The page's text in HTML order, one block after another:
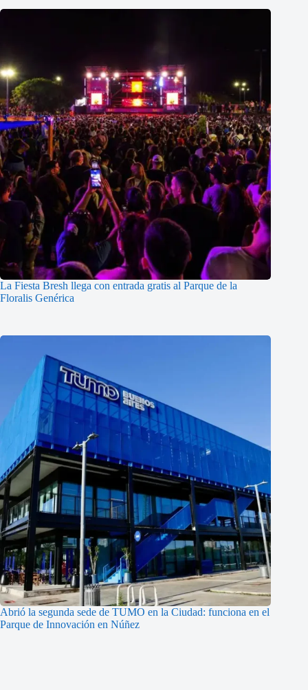
La Fiesta Bresh llega con entrada gratis al Parque de la
Floralis Genérica
Abrió la segunda sede de TUMO en la Ciudad: funciona en el
Parque de Innovación en Núñez